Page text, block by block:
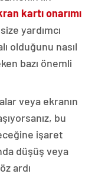
kartı onarımı
yardımcı
olduğunu nasıl
bazı önemli
veya ekranın
bu
işaret
düşüş veya
ardı